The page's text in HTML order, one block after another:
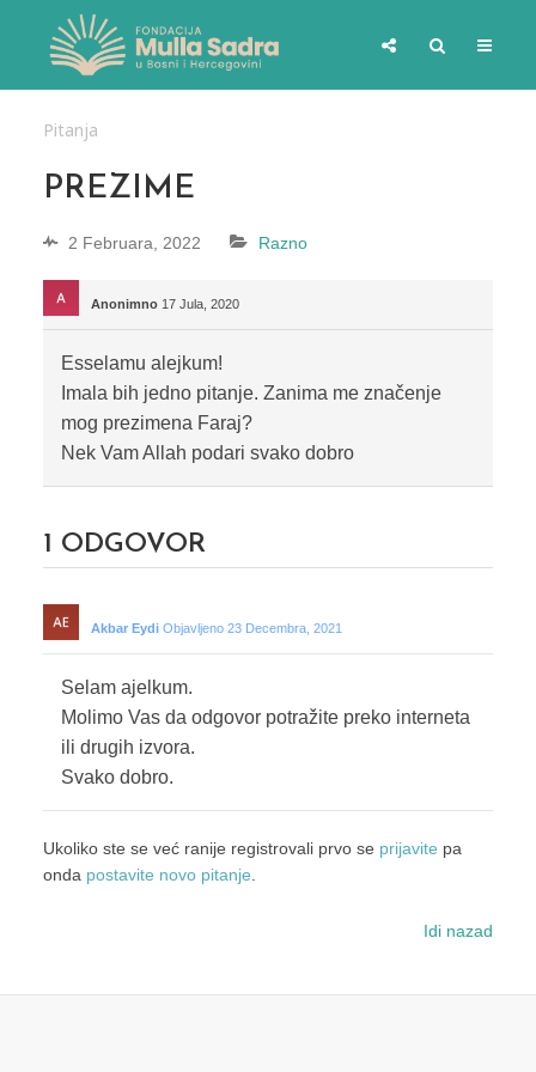
Pitanja
PREZIME
2 Februara, 2022 Razno
Anonimno 17 Jula, 2020
Esselamu alejkum!
Imala bih jedno pitanje. Zanima me značenje
mog prezimena Faraj?
Nek Vam Allah podari svako dobro
1 ODGOVOR
Akbar Eydi Objavljeno 23 Decembra, 2021
Selam ajelkum.
Molimo Vas da odgovor potražite preko interneta
ili drugih izvora.
Svako dobro.
Ukoliko ste se već ranije registrovali prvo se prijavite pa
onda postavite novo pitanje.
Idi nazad